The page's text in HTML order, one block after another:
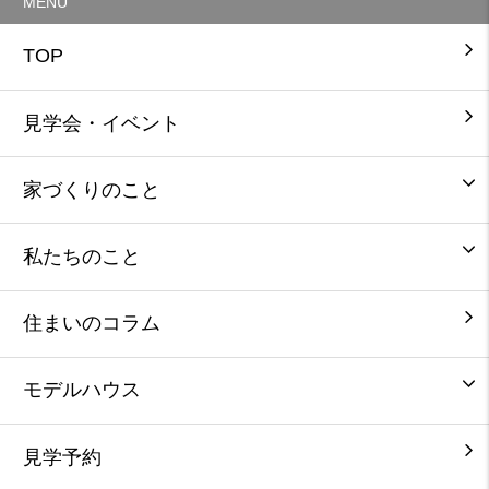
TOP
見学会・イベント
家づくりのこと
私たちのこと
住まいのコラム
モデルハウス
見学予約